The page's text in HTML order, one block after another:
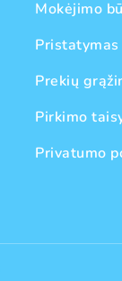
Mokėjimo
Pristatymas
Prekių
Pirkimo
Privatumo